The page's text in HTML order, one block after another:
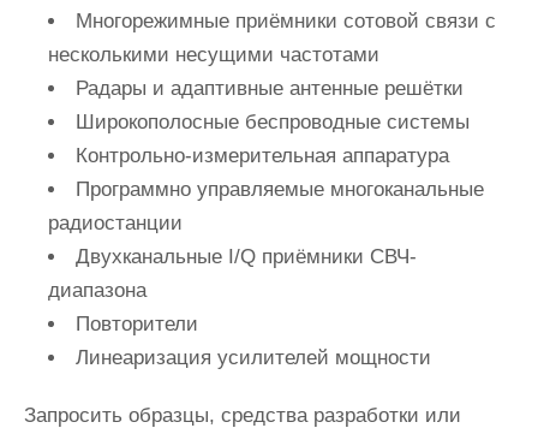
Многорежимные приёмники сотовой связи с
несколькими несущими частотами
Радары и адаптивные антенные решётки
Широкополосные беспроводные системы
Контрольно-измерительная аппаратура
Программно управляемые многоканальные
радиостанции
Двухканальные I/Q приёмники СВЧ-
диапазона
Повторители
Линеаризация усилителей мощности
Запросить образцы, средства разработки или